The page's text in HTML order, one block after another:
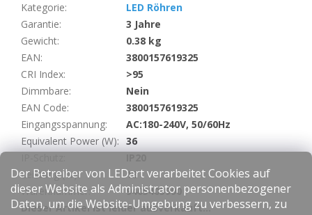
Der Betreiber von LEDart verarbeitet Cookies auf
dieser Website als Administrator personenbezogener
Daten, um die Website-Umgebung zu verbessern, zu
Kategorie:
LED Röhren
Garantie:
3 Jahre
Gewicht:
0.38 kg
EAN:
3800157619325
CRI Index:
>95
Dimmbare:
Nein
EAN Code:
3800157619325
Eingangsspannung:
AC:180-240V, 50/60Hz
Equivalent Power (W): 36
Leistung (W):
18
Warennummer
9405403990
Dieser Artikel ist leider ausverkauft…